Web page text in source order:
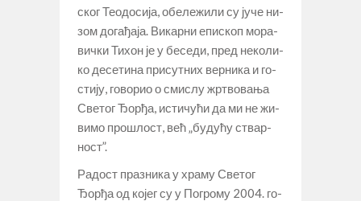
ског Те­о­до­си­ја, обе­ле­жи­ли су ју­че ни­
зом до­га­ђа­ја. Ви­кар­ни епи­скоп мо­ра­
вич­ки Ти­хон је у бе­се­ди, пред не­ко­ли­
ко де­се­ти­на при­сут­них вер­ни­ка и го­
сти­ју, го­во­рио о сми­слу жр­тво­ва­ња
Све­тог Ђор­ђа, ис­ти­чу­ћи да ми не жи­
ви­мо про­шлост, већ „бу­ду­ћу ствар­
ност”.
Ра­дост пра­зни­ка у хра­му Све­тог
Ђор­ђа од ко­јег су у По­гро­му 2004. го­